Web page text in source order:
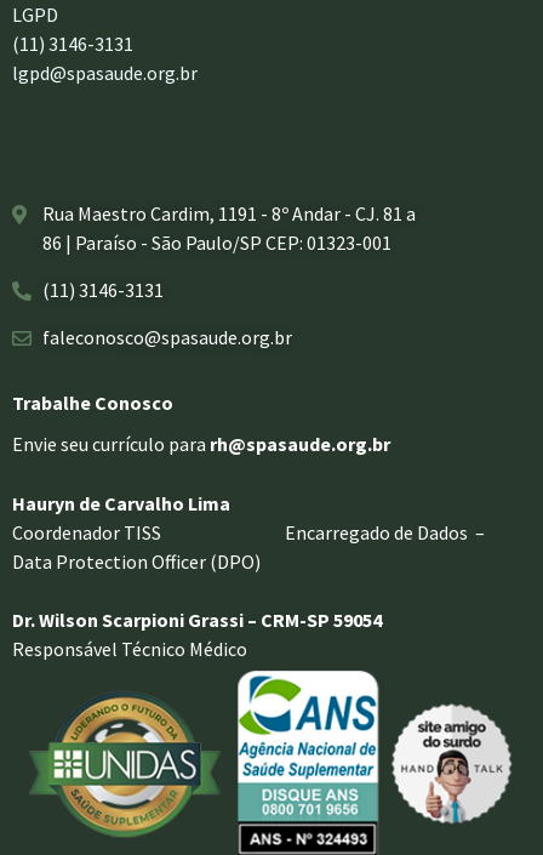
LGPD
(11) 3146-3131
lgpd@spasaude.org.br
Rua Maestro Cardim, 1191 - 8º Andar - CJ. 81 a
86 | Paraíso - São Paulo/SP CEP: 01323-001
(11) 3146-3131
faleconosco@spasaude.org.br
Trabalhe Conosco
Envie seu currículo para rh@spasaude.org.br
Hauryn de Carvalho Lima
Coordenador TISS Encarregado de Dados –
Data Protection Officer (DPO)
Dr. Wilson Scarpioni Grassi – CRM-SP 59054
Responsável Técnico Médico